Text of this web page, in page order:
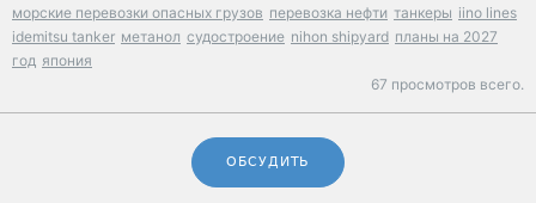
морские перевозки опасных грузов перевозка нефти танкеры iino lines
idemitsu tanker метанол судостроение nihon shipyard планы на 2027
год япония
67 просмотров всего.
ОБСУДИТЬ